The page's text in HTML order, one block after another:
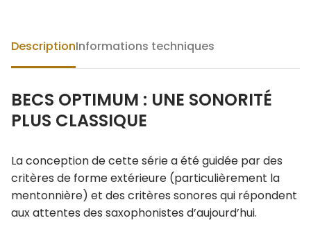
DescriptionInformations techniques
BECS OPTIMUM : UNE SONORITÉ
PLUS CLASSIQUE
La conception de cette série a été guidée par des
critères de forme extérieure (particulièrement la
mentonnière) et des critères sonores qui répondent
aux attentes des saxophonistes d’aujourd’hui.